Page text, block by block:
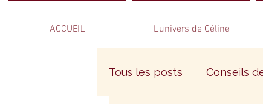
ACCUEIL L'univers de Céline
Tous les posts Conseils